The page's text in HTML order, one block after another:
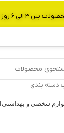
دسته بندی
شخصی و بهداشتی
شکیبایی شما.شماره تماس:09907750029